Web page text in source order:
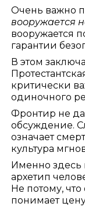
Очень важно
вооружается
вооружается
гарантии
В этом
критически
одиночного
Фронтир не
обсуждение.
означает
культура
Именно здесь
архетип
Не потому, что
понимает